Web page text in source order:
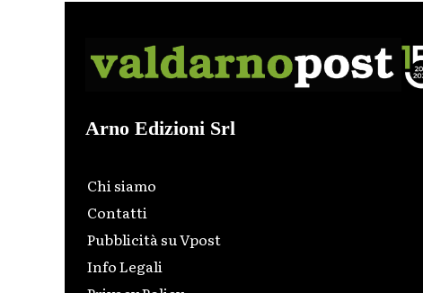
Arno Edizioni Srl
Chi siamo
Contatti
Pubblicità su Vpost
Info Legali